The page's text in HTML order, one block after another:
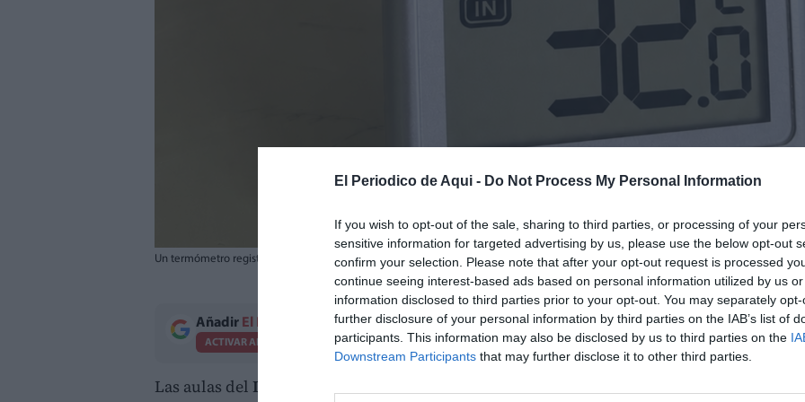
El Periodico de Aqui - Do Not Process My Personal Information
If you wish to opt-out of the sale, sharing to third parties, or processing of your
sensitive information for targeted advertising by us, please use the below opt-out
confirm your selection. Please note that after your opt-out request is processed
continue seeing interest-based ads based on personal information utilized by us
information disclosed to third parties prior to your opt-out. You may separately
further disclosure of your personal information by third parties on the IAB’s list of
participants. This information may also be disclosed by us to third parties on the
Downstream Participants that may further disclose it to other third parties.
Un termómetro registra 32 ºC en el IES Miquel Peris de Castelló antes de las diez de la mañana. / EPDA
Añadir El Periodico de Aquícomo fuente preferida de Google de forma gratuita.
ACTIVAR AHORA
Las aulas del IES Miquel Peris